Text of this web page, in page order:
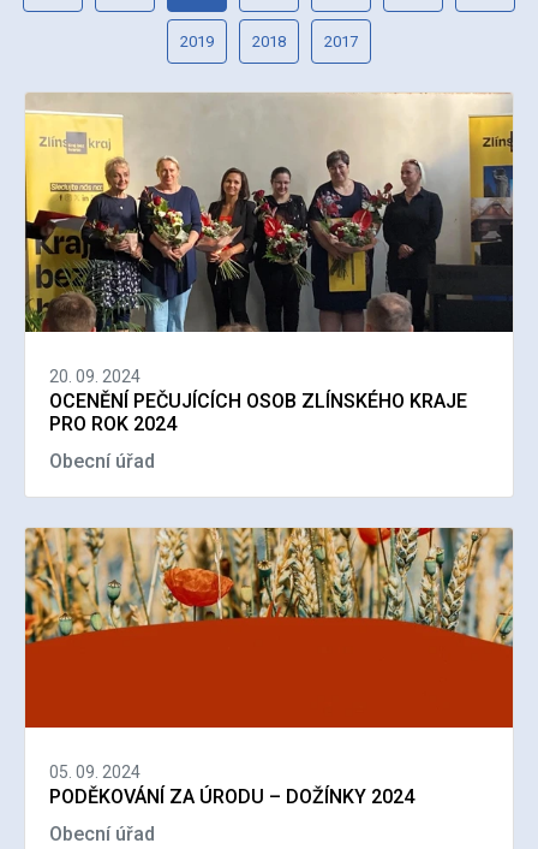
2019 2018 2017
20. 09. 2024
OCENĚNÍ PEČUJÍCÍCH OSOB ZLÍNSKÉHO KRAJE
PRO ROK 2024
Obecní úřad
05. 09. 2024
PODĚKOVÁNÍ ZA ÚRODU – DOŽÍNKY 2024
Obecní úřad